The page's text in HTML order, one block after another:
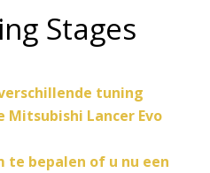
Stages
tuning
Mitsubishi Lancer Evo
te bepalen of u nu een